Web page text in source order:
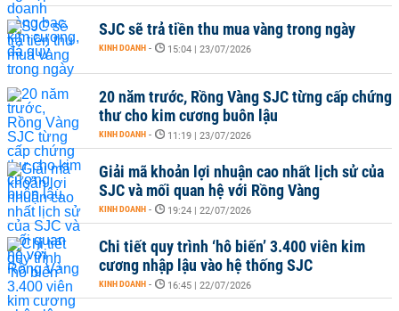
SJC sẽ trả tiền thu mua vàng trong ngày
KINH DOANH - 15:04 | 23/07/2026
20 năm trước, Rồng Vàng SJC từng cấp chứng
thư cho kim cương buôn lậu
KINH DOANH - 11:19 | 23/07/2026
Giải mã khoản lợi nhuận cao nhất lịch sử của
SJC và mối quan hệ với Rồng Vàng
KINH DOANH - 19:24 | 22/07/2026
Chi tiết quy trình ‘hô biến’ 3.400 viên kim
cương nhập lậu vào hệ thống SJC
KINH DOANH - 16:45 | 22/07/2026